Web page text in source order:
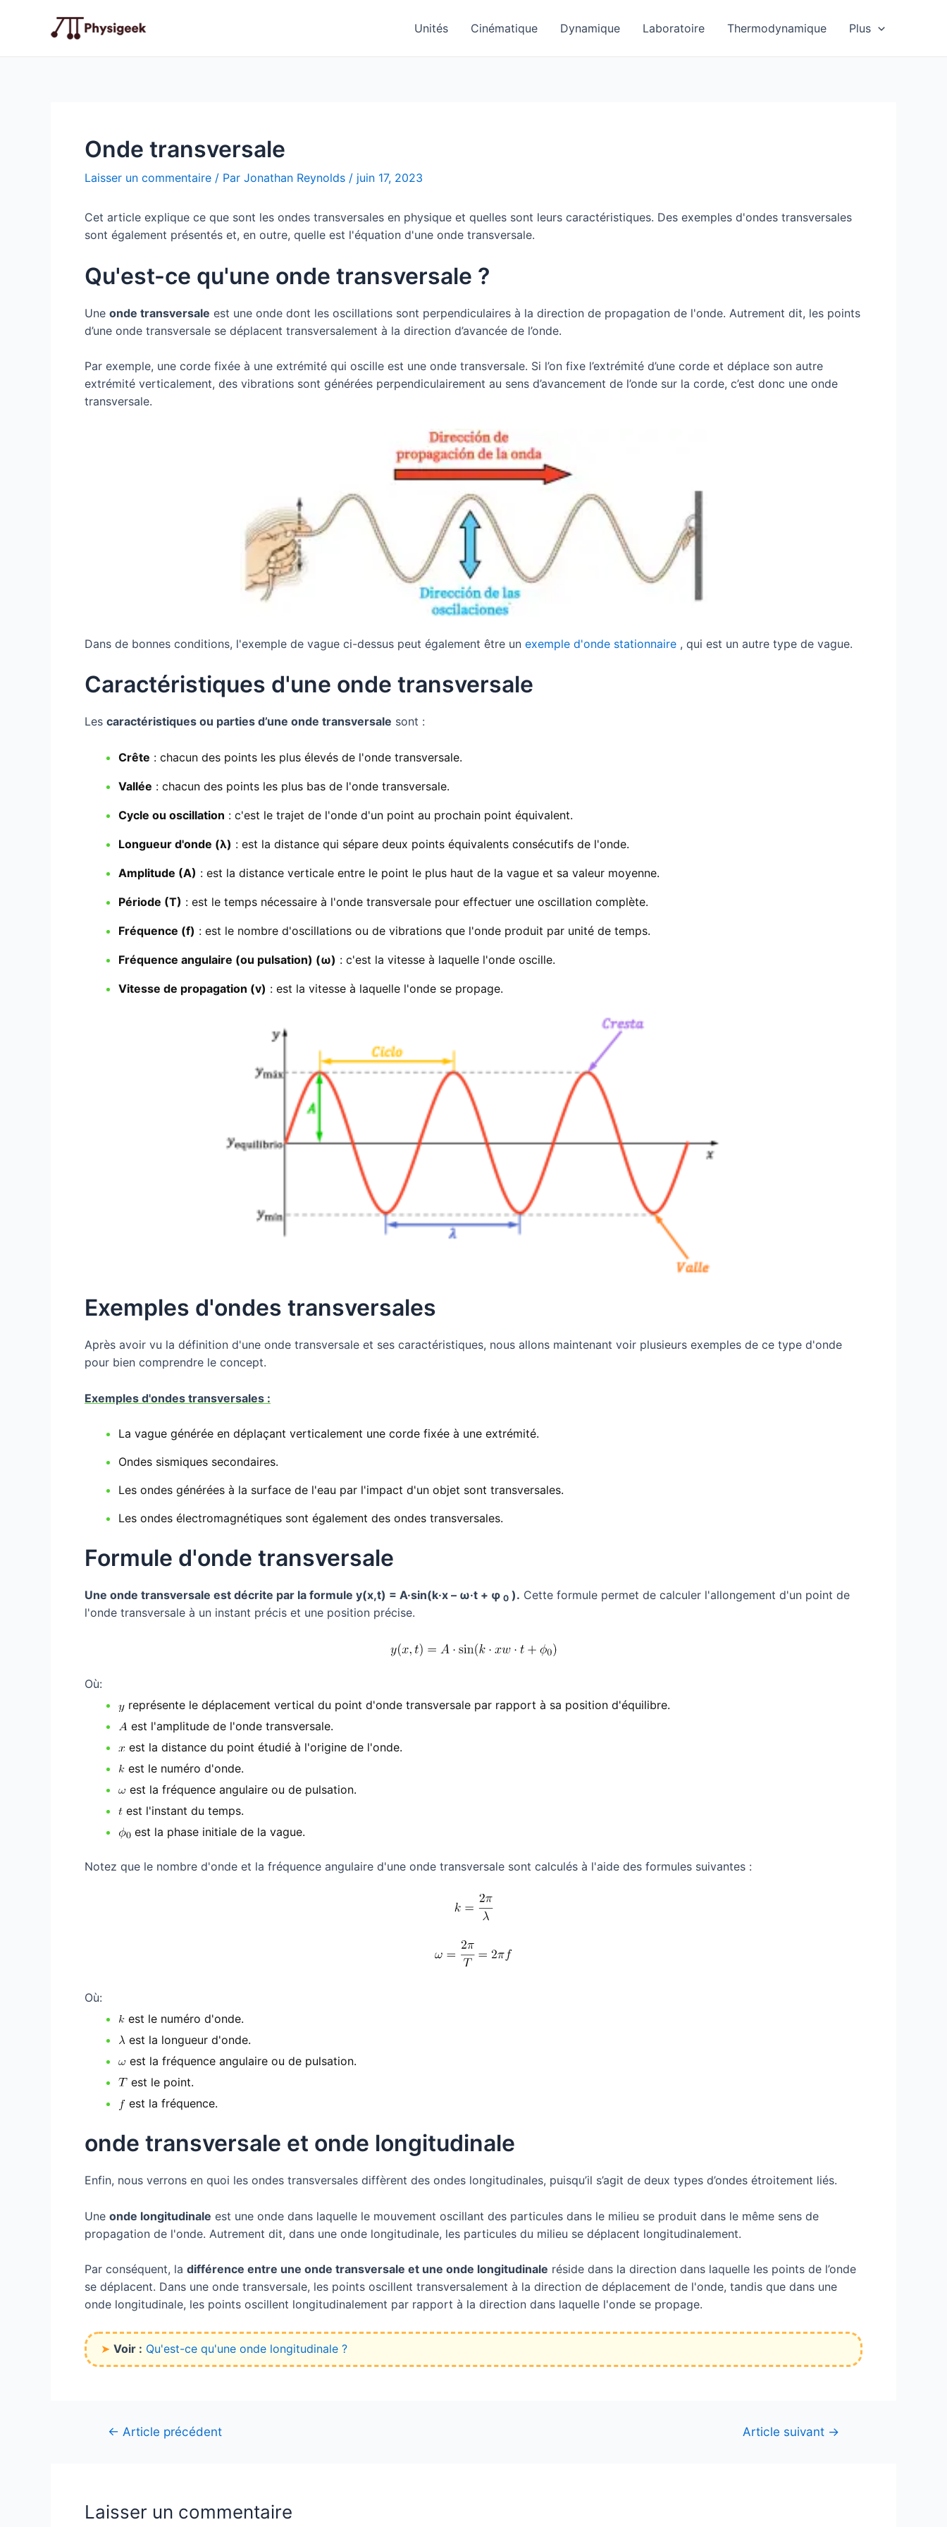
Unités Cinématique Dynamique Laboratoire Thermodynamique Plus
Onde transversale
Laisser un commentaire / Par Jonathan Reynolds / juin 17, 2023
Cet article explique ce que sont les ondes transversales en physique et quelles sont leurs caractéristiques. Des exemples d'ondes transversales
sont également présentés et, en outre, quelle est l'équation d'une onde transversale.
Qu'est-ce qu'une onde transversale ?
Une onde transversale est une onde dont les oscillations sont perpendiculaires à la direction de propagation de l'onde. Autrement dit, les points
d’une onde transversale se déplacent transversalement à la direction d’avancée de l’onde.
Par exemple, une corde fixée à une extrémité qui oscille est une onde transversale. Si l’on fixe l’extrémité d’une corde et déplace son autre
extrémité verticalement, des vibrations sont générées perpendiculairement au sens d’avancement de l’onde sur la corde, c’est donc une onde
transversale.
Dans de bonnes conditions, l'exemple de vague ci-dessus peut également être un exemple d'onde stationnaire , qui est un autre type de vague.
Caractéristiques d'une onde transversale
Les caractéristiques ou parties d’une onde transversale sont :
Crête : chacun des points les plus élevés de l'onde transversale.
Vallée : chacun des points les plus bas de l'onde transversale.
Cycle ou oscillation : c'est le trajet de l'onde d'un point au prochain point équivalent.
Longueur d'onde (λ) : est la distance qui sépare deux points équivalents consécutifs de l'onde.
Amplitude (A) : est la distance verticale entre le point le plus haut de la vague et sa valeur moyenne.
Période (T) : est le temps nécessaire à l'onde transversale pour effectuer une oscillation complète.
Fréquence (f) : est le nombre d'oscillations ou de vibrations que l'onde produit par unité de temps.
Fréquence angulaire (ou pulsation) (ω) : c'est la vitesse à laquelle l'onde oscille.
Vitesse de propagation (v) : est la vitesse à laquelle l'onde se propage.
Exemples d'ondes transversales
Après avoir vu la définition d'une onde transversale et ses caractéristiques, nous allons maintenant voir plusieurs exemples de ce type d'onde
pour bien comprendre le concept.
Exemples d'ondes transversales :
La vague générée en déplaçant verticalement une corde fixée à une extrémité.
Ondes sismiques secondaires.
Les ondes générées à la surface de l'eau par l'impact d'un objet sont transversales.
Les ondes électromagnétiques sont également des ondes transversales.
Formule d'onde transversale
Une onde transversale est décrite par la formule y(x,t) = A·sin(k·x – ω·t + φ 0 ). Cette formule permet de calculer l'allongement d'un point de
l'onde transversale à un instant précis et une position précise.
Où:
représente le déplacement vertical du point d'onde transversale par rapport à sa position d'équilibre.
est l'amplitude de l'onde transversale.
est la distance du point étudié à l'origine de l'onde.
est le numéro d'onde.
est la fréquence angulaire ou de pulsation.
est l'instant du temps.
est la phase initiale de la vague.
Notez que le nombre d'onde et la fréquence angulaire d'une onde transversale sont calculés à l'aide des formules suivantes :
Où:
est le numéro d'onde.
est la longueur d'onde.
est la fréquence angulaire ou de pulsation.
est le point.
est la fréquence.
onde transversale et onde longitudinale
Enfin, nous verrons en quoi les ondes transversales diffèrent des ondes longitudinales, puisqu’il s’agit de deux types d’ondes étroitement liés.
Une onde longitudinale est une onde dans laquelle le mouvement oscillant des particules dans le milieu se produit dans le même sens de
propagation de l'onde. Autrement dit, dans une onde longitudinale, les particules du milieu se déplacent longitudinalement.
Par conséquent, la différence entre une onde transversale et une onde longitudinale réside dans la direction dans laquelle les points de l’onde
se déplacent. Dans une onde transversale, les points oscillent transversalement à la direction de déplacement de l'onde, tandis que dans une
onde longitudinale, les points oscillent longitudinalement par rapport à la direction dans laquelle l'onde se propage.
➤ Voir : Qu'est-ce qu'une onde longitudinale ?
Navigation
← Article précédent Article suivant →
Laisser un commentaire